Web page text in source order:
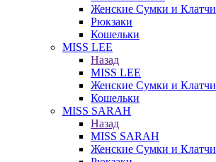
Женские Сумки и Клатчи
Рюкзаки
Кошельки
MISS LEE
Назад
MISS LEE
Женские Сумки и Клатчи
Кошельки
MISS SARAH
Назад
MISS SARAH
Женские Сумки и Клатчи